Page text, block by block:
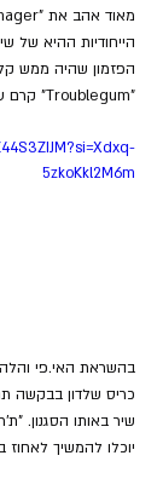
הייחודיות ההיא של
הפזמון שהיה ממש
"Troublegum" קרם עור וגידים.
5zkoKkl2M6m
בהשראת האי.פי
כריס שלדון בבקשה
שיר באותו הסגנון.
יוכלו להמשיך לאחוז